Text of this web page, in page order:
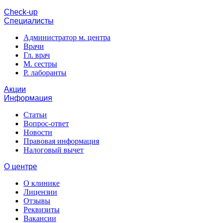
Cheсk-up
Специалисты
Администратор м. центра
Врачи
Гл. врач
М. сестры
Р. лаборанты
Акции
Информация
Статьи
Вопрос-ответ
Новости
Правовая информация
Налоговый вычет
О центре
О клинике
Лицензии
Отзывы
Реквизиты
Вакансии